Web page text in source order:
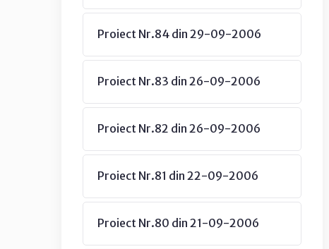
Proiect Nr.84 din 29-09-2006
Proiect Nr.83 din 26-09-2006
Proiect Nr.82 din 26-09-2006
Proiect Nr.81 din 22-09-2006
Proiect Nr.80 din 21-09-2006